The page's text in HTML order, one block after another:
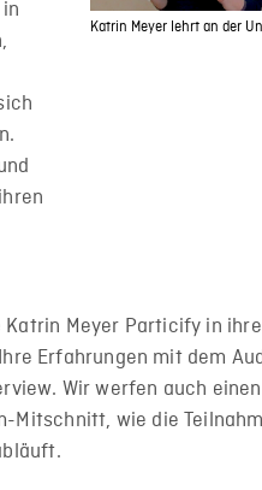
Katrin Meyer lehrt an der
Meyer Particify in
Erfahrungen mit dem
Wir werfen auch
Mitschnitt, wie die